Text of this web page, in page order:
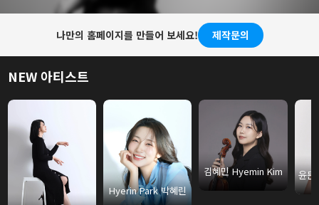
나만의 홈페이지를 만들어 보세요! 제작문의
NEW 아티스트
Hyerin Park 박혜린
김혜민 Hyemin Kim